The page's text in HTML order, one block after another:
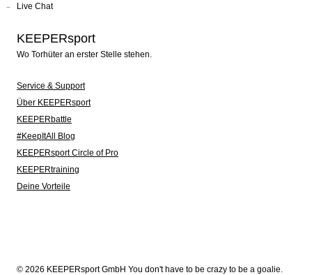
Live Chat
KEEPERsport
Wo Torhüter an erster Stelle stehen.
Service & Support
Über KEEPERsport
KEEPERbattle
#KeepItAll Blog
KEEPERsport Circle of Pro
KEEPERtraining
Deine Vorteile
© 2026 KEEPERsport GmbH You don't have to be crazy to be a goalie.